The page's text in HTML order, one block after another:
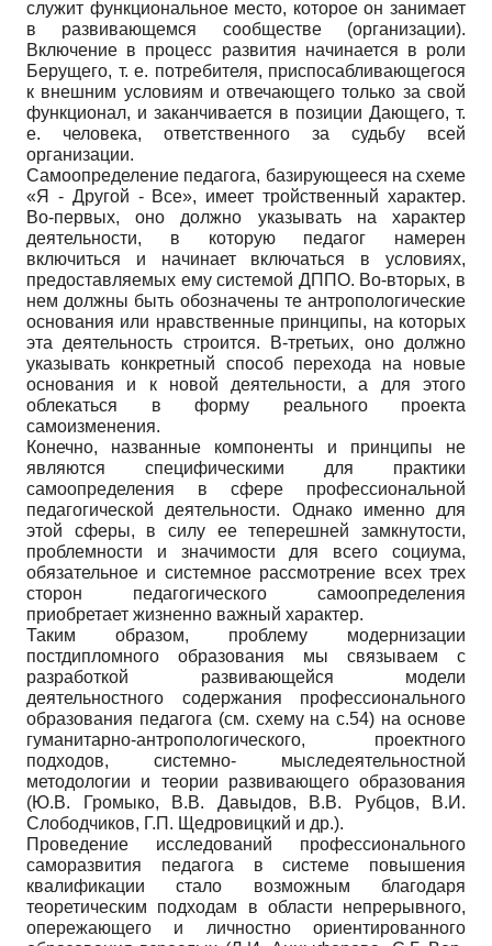
служит функциональное место, которое он занимает
в развивающемся сообществе (организации).
Включение в процесс развития начинается в роли
Берущего, т. е. потребителя, приспосабливающегося
к внешним условиям и отвечающего только за свой
функционал, и заканчивается в позиции Дающего, т.
е. человека, ответственного за судьбу всей
организации.
Самоопределение педагога, базирующееся на схеме
«Я - Другой - Все», имеет тройственный характер.
Во-первых, оно должно указывать на характер
деятельности, в которую педагог намерен
включиться и начинает включаться в условиях,
предоставляемых ему системой ДППО. Во-вторых, в
нем должны быть обозначены те антропологические
основания или нравственные принципы, на которых
эта деятельность строится. В-третьих, оно должно
указывать конкретный способ перехода на новые
основания и к новой деятельности, а для этого
облекаться в форму реального проекта
самоизменения.
Конечно, названные компоненты и принципы не
являются специфическими для практики
самоопределения в сфере профессиональной
педагогической деятельности. Однако именно для
этой сферы, в силу ее теперешней замкнутости,
проблемности и значимости для всего социума,
обязательное и системное рассмотрение всех трех
сторон педагогического самоопределения
приобретает жизненно важный характер.
Таким образом, проблему модернизации
постдипломного образования мы связываем с
разработкой развивающейся модели
деятельностного содержания профессионального
образования педагога (см. схему на с.54) на основе
гуманитарно-антропологического, проектного
подходов, системно- мыследеятельностной
методологии и теории развивающего образования
(Ю.В. Громыко, В.В. Давыдов, В.В. Рубцов, В.И.
Слободчиков, Г.П. Щедровицкий и др.).
Проведение исследований профессионального
саморазвития педагога в системе повышения
квалификации стало возможным благодаря
теоретическим подходам в области непрерывного,
опережающего и личностно ориентированного